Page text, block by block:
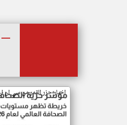
اخبار جزر القمر من سي ان